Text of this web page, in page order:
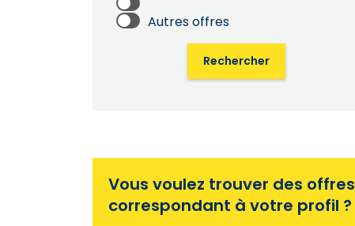
Autres offres
Rechercher
Vous voulez trouver des offres
correspondant à votre profil ?